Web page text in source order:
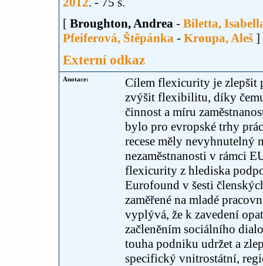
[ Broughton, Andrea - Biletta,
Pfeiferová, Štěpánka - Kroupa, Aleš ]
Externí odkaz
Anotace:
Cílem flexicurity je zlepšit
zvýšit flexibilitu, díky
činnost a míru
bylo pro evropské trhy
recese měly nevyhnutelný
nezaměstnanosti v rámci
flexicurity z hlediska
Eurofound v šesti
zaměřené na mladé
vyplývá, že k zavedení
začleněním sociálního
touha podniku udržet a
specifický vnitrostátní,